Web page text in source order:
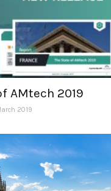
AMtech 2019
2019